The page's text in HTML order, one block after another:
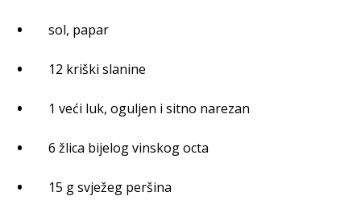
sol, papar
12 kriški slanine
1 veći luk, oguljen i sitno narezan
6 žlica bijelog vinskog octa
15 g svježeg peršina